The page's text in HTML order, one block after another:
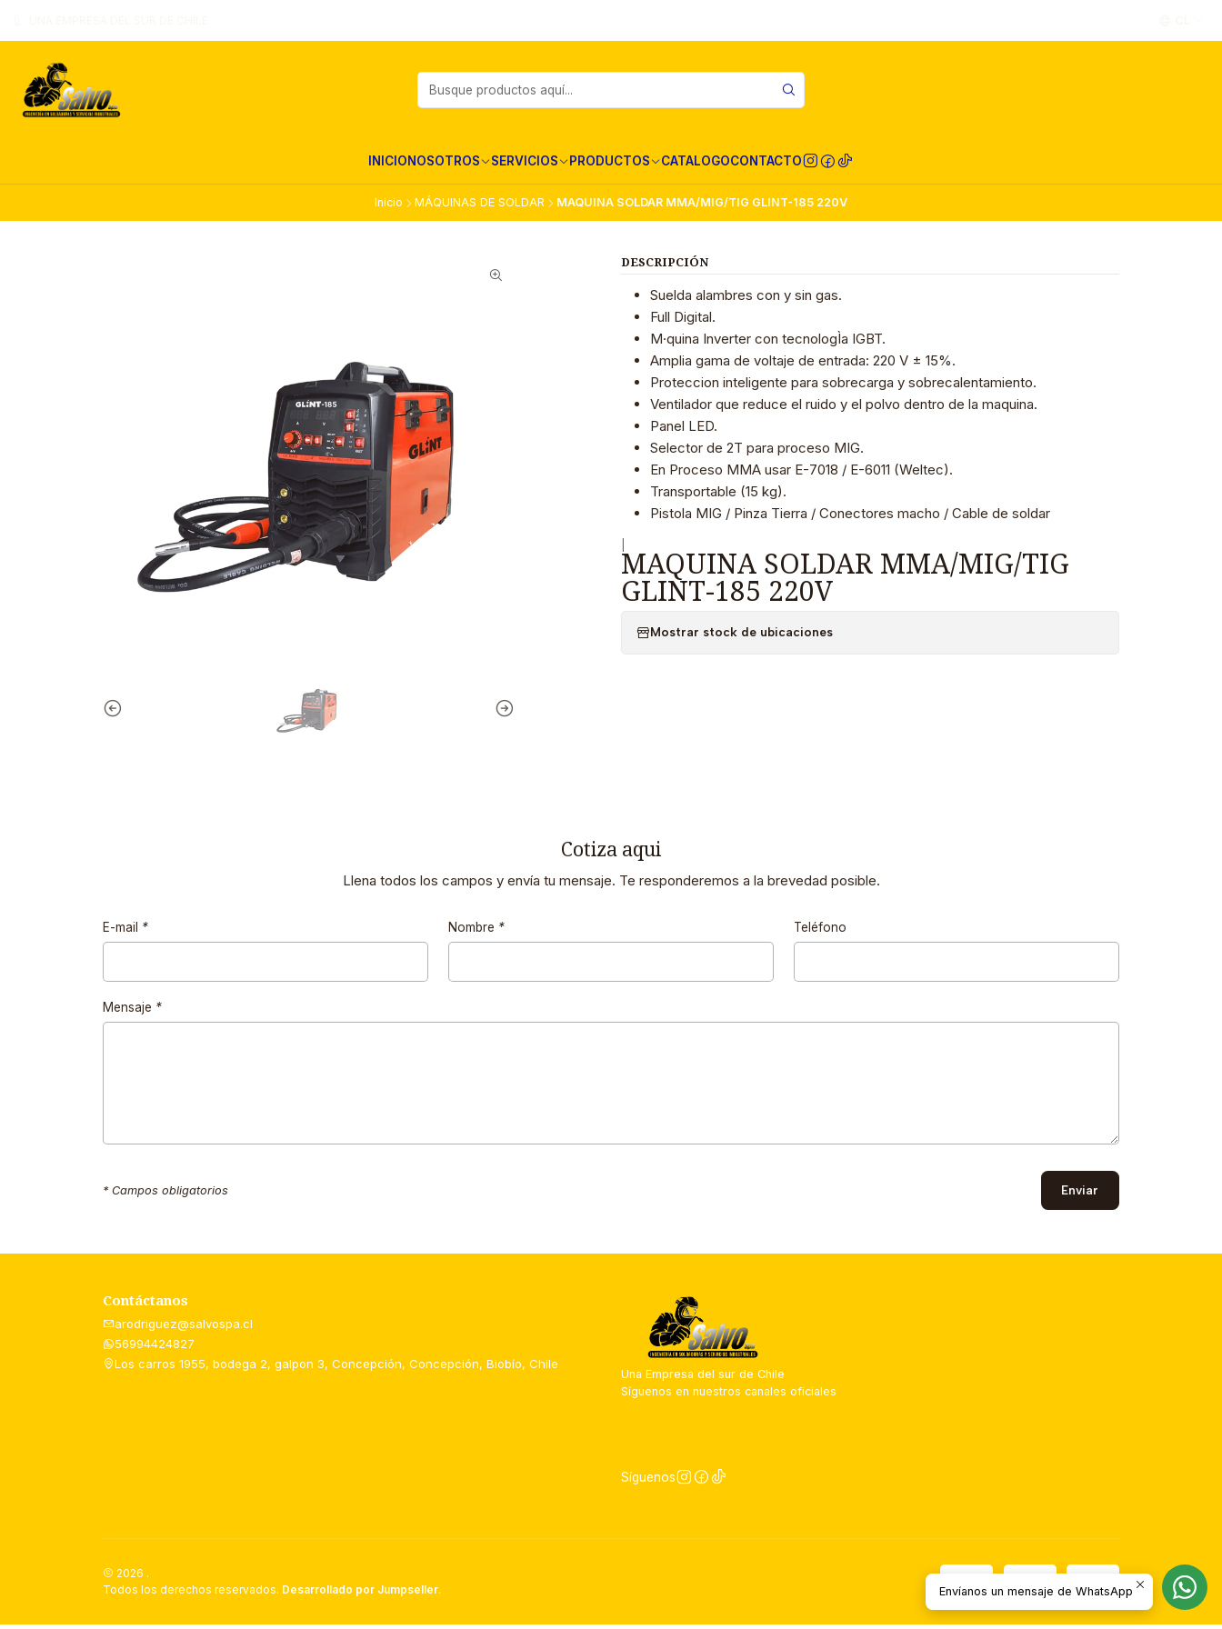
INICIONOSOTROS SERVICIOS PRODUCTOS CATALOGOCONTACTO
Inicio MÁQUINAS DE SOLDAR MAQUINA SOLDAR MMA/MIG/TIG GLINT-185 220V
DESCRIPCIÓN
Suelda alambres con y sin gas.
Full Digital.
M·quina Inverter con tecnologÌa IGBT.
Amplia gama de voltaje de entrada: 220 V ± 15%.
Proteccion inteligente para sobrecarga y sobrecalentamiento.
Ventilador que reduce el ruido y el polvo dentro de la maquina.
Panel LED.
Selector de 2T para proceso MIG.
En Proceso MMA usar E-7018 / E-6011 (Weltec).
Transportable (15 kg).
Pistola MIG / Pinza Tierra / Conectores macho / Cable de soldar
MAQUINA SOLDAR MMA/MIG/TIG
GLINT-185 220V
Mostrar stock de ubicaciones
Cotiza aqui
Llena todos los campos y envía tu mensaje. Te responderemos a la brevedad posible.
E-mail * Nombre * Teléfono
Mensaje *
* Campos obligatorios
Contáctanos
arodriguez@salvospa.cl
56994424827
Los carros 1955, bodega 2, galpon 3, Concepción, Concepción, Biobío, Chile
Una Empresa del sur de Chile
Síguenos en nuestros canales oficiales
Síguenos
2026 .
Todos los derechos reservados. Desarrollado por Jumpseller. Envíanos un mensaje de WhatsApp